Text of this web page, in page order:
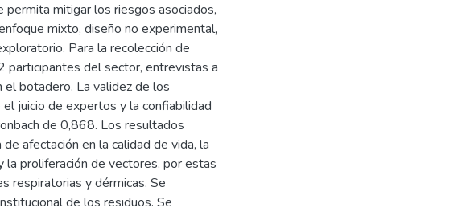
permita mitigar los riesgos asociados,
mixto, diseño no experimental,
Para la recolección de
participantes del sector, entrevistas a
botadero. La validez de los
juicio de expertos y la confiabilidad
de 0,868. Los resultados
afectación en la calidad de vida, la
la proliferación de vectores, por estas
respiratorias y dérmicas. Se
de los residuos. Se